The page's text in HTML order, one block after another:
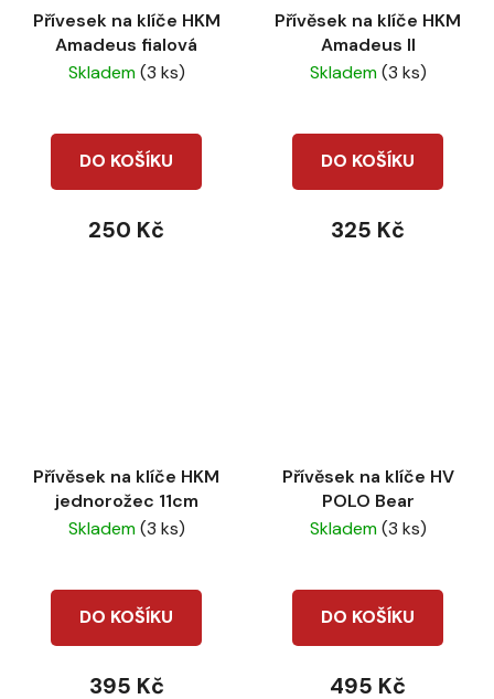
Přívesek na klíče HKM
Amadeus fialová
Skladem(3 ks)
DO KOŠÍKU
250 Kč
Přívěsek na klíče HKM
Amadeus II
Skladem(3 ks)
DO KOŠÍKU
325 Kč
Přívěsek na klíče HKM
jednorožec 11cm
Skladem(3 ks)
DO KOŠÍKU
395 Kč
Přívěsek na klíče HV
POLO Bear
Skladem(3 ks)
DO KOŠÍKU
495 Kč